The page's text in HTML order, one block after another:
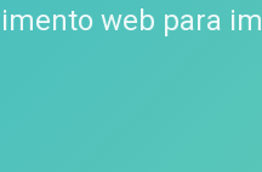
web para